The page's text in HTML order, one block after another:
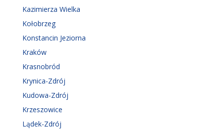
Kazimierza Wielka
Kołobrzeg
Konstancin Jeziorna
Kraków
Krasnobród
Krynica-Zdrój
Kudowa-Zdrój
Krzeszowice
Lądek-Zdrój